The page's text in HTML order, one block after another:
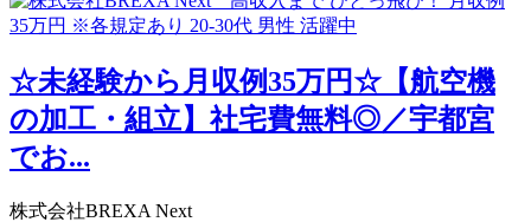
☆未経験から月収例35万円☆【航空機
の加工・組立】社宅費無料◎／宇都宮
でお...
株式会社BREXA Next